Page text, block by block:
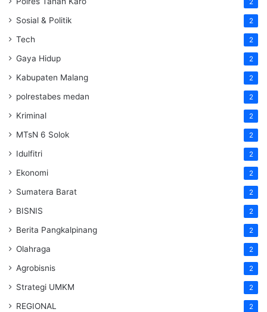
2
Sosial & Politik 2
Tech 2
Gaya Hidup 2
Kabupaten Malang 2
polrestabes medan 2
Kriminal 2
MTsN 6 Solok 2
Idulfitri 2
Ekonomi 2
Sumatera Barat 2
BISNIS 2
Berita Pangkalpinang 2
Olahraga 2
Agrobisnis 2
Strategi UMKM 2
REGIONAL 2